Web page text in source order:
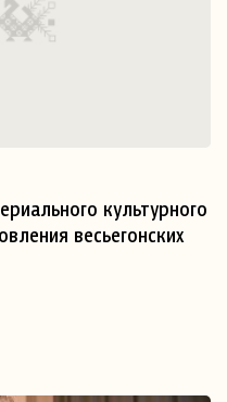
культурного
весьегонских